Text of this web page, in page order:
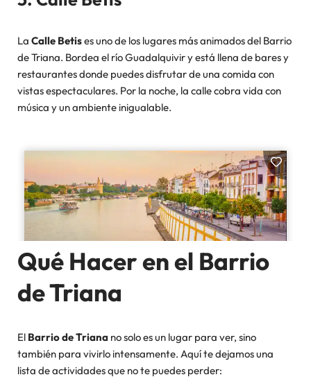
La Calle Betises uno de los lugares más animados del Barrio
de Triana. Bordea el río Guadalquivir y está llena de bares y
restaurantes donde puedes disfrutar de una comida con
vistas espectaculares. Por la noche, la calle cobra vida con
música y un ambiente inigualable.
Qué Hacer en el Barrio
de Triana
El Barrio de Triana no solo es un lugar para ver, sino
también para vivirlo intensamente. Aquí te dejamos una
lista de actividades que no te puedes perder: